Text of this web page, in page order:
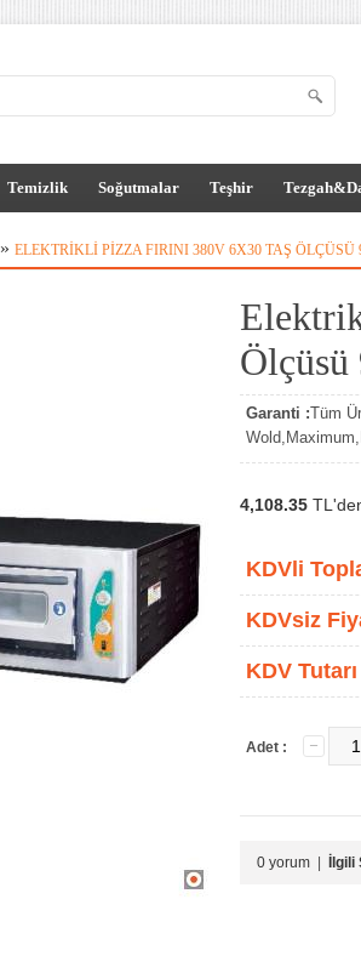
Temizlik Soğutmalar Teşhir
» ELEKTRIKLI PIZZA FIRINI 380V 6X30 TAŞ ÖLÇÜSÜ
Ölçüsü
Garanti :Tüm
4,108.35
KDVli
KDVsiz
KDV
Adet :
0 yorum